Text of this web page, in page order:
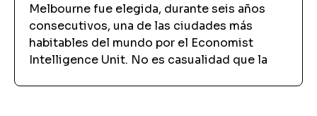
Melbourne fue elegida, durante seis años
consecutivos, una de las ciudades más
habitables del mundo por el Economist
Intelligence Unit. No es casualidad que la